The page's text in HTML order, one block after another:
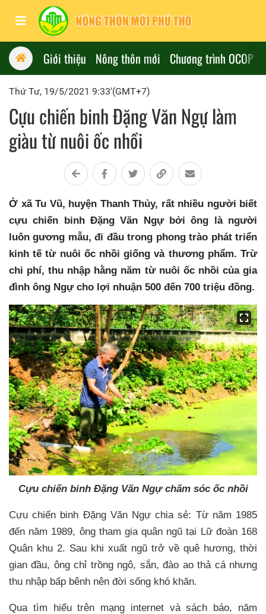
Giới thiệu Nông thôn mới Chương trình OCOP
Thứ Tư, 19/5/2021 9:33'(GMT+7)
Cựu chiến binh Đặng Văn Ngự làm
giàu từ nuôi ốc nhồi
Ở xã Tu Vũ, huyện Thanh Thủy, rất nhiều người biết
cựu chiến binh Đặng Văn Ngự bởi ông là người
luôn gương mẫu, đi đầu trong phong trào phát triển
kinh tế từ nuôi ốc nhồi giống và thương phẩm. Trừ
chi phí, thu nhập hằng năm từ nuôi ốc nhồi của gia
đình ông Ngự cho lợi nhuận 500 đến 700 triệu đồng.
Cựu chiến binh Đặng Văn Ngự chăm sóc ốc nhồi
Cựu chiến binh Đặng Văn Ngự chia sẻ: Từ năm 1985
đến năm 1989, ông tham gia quân ngũ tại Lữ đoàn 168
Quân khu 2. Sau khi xuất ngũ trở về quê hương, thời
gian đầu, ông chỉ trồng ngô, sắn, đào ao thả cá nhưng
thu nhập bấp bênh nên đời sống khó khăn.
Qua tìm hiểu trên mạng internet và sách báo, năm